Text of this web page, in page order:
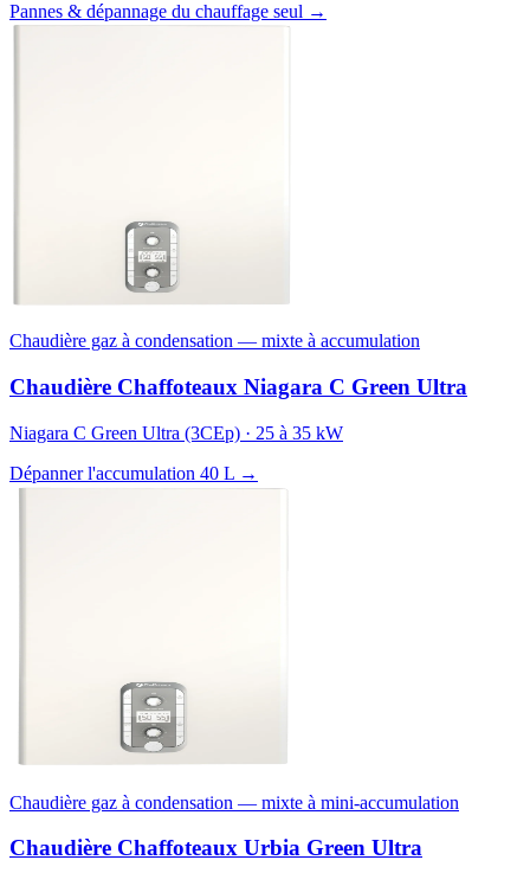
Pannes & dépannage du chauffage seul →
Chaudière gaz à condensation — mixte à accumulation
Chaudière Chaffoteaux Niagara C Green Ultra
Niagara C Green Ultra (3CEp) · 25 à 35 kW
Dépanner l'accumulation 40 L →
Chaudière gaz à condensation — mixte à mini-accumulation
Chaudière Chaffoteaux Urbia Green Ultra